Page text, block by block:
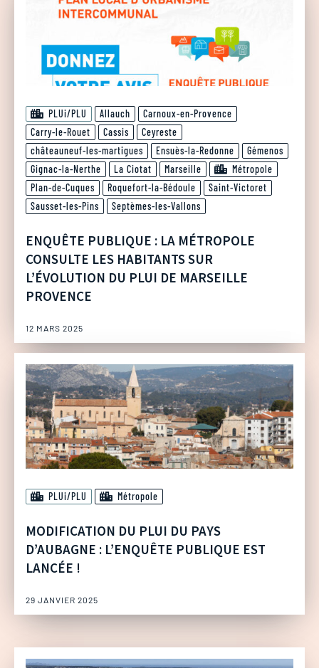
PLUi/PLU Allauch
Carnoux-en-Provence
Carry-le-Rouet
Cassis
Ceyreste
châteauneuf-les-martigues
Ensuès-la-Redonne
Gémenos
Gignac-la-Nerthe
La Ciotat Marseille
Métropole
Plan-de-Cuques
Roquefort-la-Bédoule
Saint-Victoret
Sausset-les-Pins
Septèmes-les-Vallons
ENQUÊTE PUBLIQUE : LA MÉTROPOLE
CONSULTE LES HABITANTS SUR
L’ÉVOLUTION DU PLUI DE MARSEILLE
PROVENCE
12 MARS 2025
PLUi/PLU Métropole
MODIFICATION DU PLUI DU PAYS
D’AUBAGNE : L’ENQUÊTE PUBLIQUE EST
LANCÉE !
29 JANVIER 2025